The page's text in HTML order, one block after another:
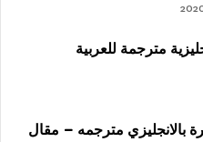
بالانجليزي مترجمه – مقال